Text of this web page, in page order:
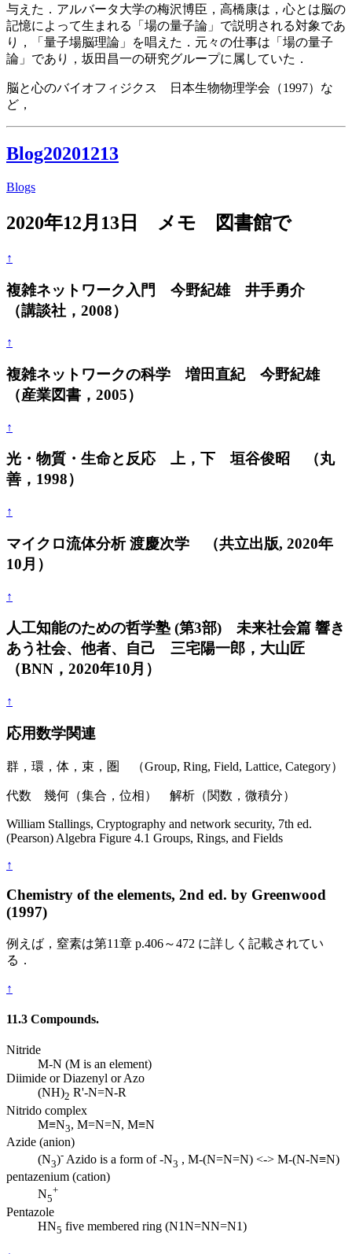
与えた．アルバータ大学の梅沢博臣，高橋康は，心とは脳の
記憶によって生まれる「場の量子論」で説明される対象であ
り，「量子場脳理論」を唱えた．元々の仕事は「場の量子
論」であり，坂田昌一の研究グループに属していた．
脳と心のバイオフィジクス 日本生物物理学会（1997）な
ど，
Blog20201213
Blogs
2020年12月13日 メモ 図書館で
↑
複雑ネットワーク入門 今野紀雄 井手勇介
（講談社，2008）
↑
複雑ネットワークの科学 増田直紀 今野紀雄
（産業図書，2005）
↑
光・物質・生命と反応 上，下 垣谷俊昭 （丸
善，1998）
↑
マイクロ流体分析 渡慶次学 （共立出版, 2020年
10月）
↑
人工知能のための哲学塾 (第3部) 未来社会篇 響き
あう社会、他者、自己 三宅陽一郎，大山匠
（BNN，2020年10月）
↑
応用数学関連
群，環，体，束，圏 （Group, Ring, Field, Lattice, Category）
代数 幾何（集合，位相） 解析（関数，微積分）
William Stallings, Cryptography and network security, 7th ed.
(Pearson) Algebra Figure 4.1 Groups, Rings, and Fields
↑
Chemistry of the elements, 2nd ed. by Greenwood
(1997)
例えば，窒素は第11章 p.406～472 に詳しく記載されてい
る．
↑
11.3 Compounds.
Nitride
M-N (M is an element)
Diimide or Diazenyl or Azo
(NH)2 R'-N=N-R
Nitrido complex
M≡N3, M=N=N, M≡N
Azide (anion)
(N3)- Azido is a form of -N3 , M-(N=N=N) <-> M-(N-N≡N)
pentazenium (cation)
N5
+
Pentazole
HN5 five membered ring (N1N=NN=N1)